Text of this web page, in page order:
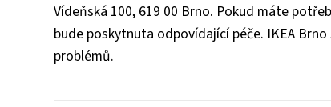
Vídeňská 100, 619 00 Brno. Pokud máte
bude poskytnuta odpovídající péče. IKEA
problémů.